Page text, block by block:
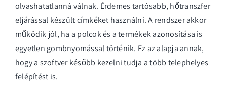
olvashatatlanná válnak. Érdemes tartósabb, hőtranszfer
eljárással készült címkéket használni. A rendszer akkor
működik jól, ha a polcok és a termékek azonosítása is
egyetlen gombnyomással történik. Ez az alapja annak,
hogy a szoftver később kezelni tudja a több telephelyes
felépítést is.